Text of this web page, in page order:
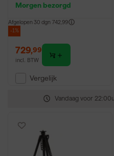
Vandaag voor
Groen - 38m - 3 lijnen -
IP54
Morgen bezorgd
Afgelopen 30 dgn 742,99
-1%
729,99
incl. BTW
Vergelijk